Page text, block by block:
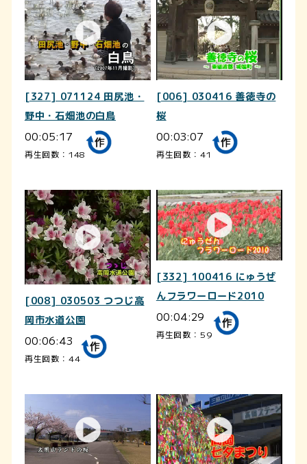
[327] 071124 田尻池・
野中・石畑池の白鳥
00:05:17
再生回数：148
[006] 030416 善徳寺の
桜
00:03:07
再生回数：41
[008] 030503 つつじ高
岡市水道公園
00:06:43
再生回数：44
[332] 100416 にゅうぜ
んフラワーロード2010
00:04:29
再生回数：59